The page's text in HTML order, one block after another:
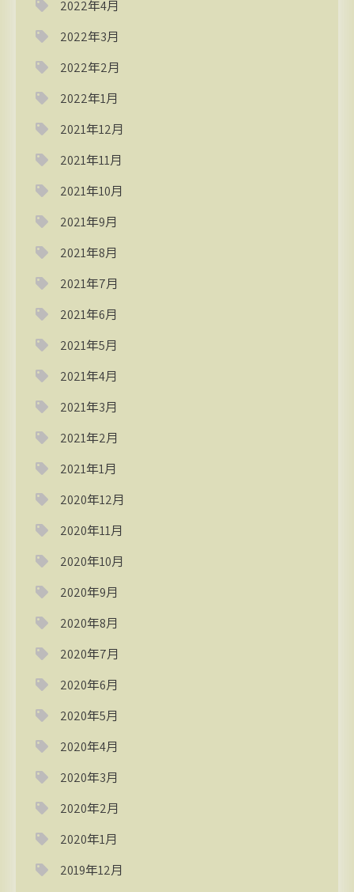
2022年4月
2022年3月
2022年2月
2022年1月
2021年12月
2021年11月
2021年10月
2021年9月
2021年8月
2021年7月
2021年6月
2021年5月
2021年4月
2021年3月
2021年2月
2021年1月
2020年12月
2020年11月
2020年10月
2020年9月
2020年8月
2020年7月
2020年6月
2020年5月
2020年4月
2020年3月
2020年2月
2020年1月
2019年12月